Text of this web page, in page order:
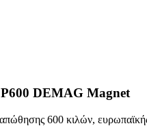
DEMAG Magnet
600 κιλών,